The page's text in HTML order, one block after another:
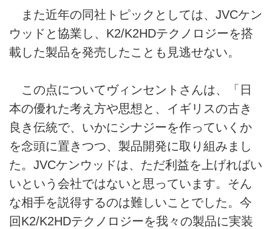
また近年の同社トピックとしては、JVCケン
ウッドと協業し、K2/K2HDテクノロジーを搭
載した製品を発売したことも見逃せない。
この点についてヴィンセントさんは、「日
本の優れた考え方や思想と、イギリスの古き
良き伝統で、いかにシナジーを作っていくか
を念頭に置きつつ、製品開発に取り組みまし
た。JVCケンウッドは、ただ利益を上げればい
いという会社ではないと思っています。そん
な相手を説得するのは難しいことでした。今
回K2/K2HDテクノロジーを我々の製品に実装